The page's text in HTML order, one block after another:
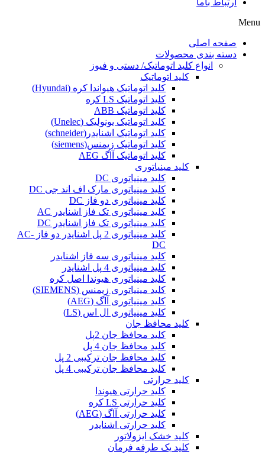
ارتباط باما
Menu
صفحه اصلی
دسته بندی محصولات
انواع کلید اتوماتیک/ دستی و فیوز
کلید اتوماتیک
کلید اتوماتیک هیواندا کره (Hyundai)
کلید اتوماتیک LS کره
کلید اتوماتیک ABB
کلید اتوماتیک یونولیک (Unelec)
کلید اتوماتیک اشنایدر(schneider)
کلید اتوماتیک زیمنس(siemens)
کلید اتوماتیک آاگ AEG
کلید مینیاتوری
کلید مینیاتوری DC
کلید مینیاتوری مارک اف اند جی DC
کلید مینیاتوری دو فاز DC
کلید مینیاتوری تک فاز اشنایدر AC
کلید مینیاتوری تک فاز اشنایدر DC
کلید مینیاتوری 2 پل اشنایدر دو فاز AC-
DC
کلید مینیاتوری سه فاز اشنایدر
کلید مینیاتوری 4 پل اشنایدر
کلید مینیاتوری هیوندا اصل کره
کلید مینیاتوری زیمنس (SIEMENS)
کلید مینیاتوری آاگ (AEG)
کلید مینیاتوری ال اس (LS)
کلید محافظ جان
کلید محافظ جان 2پل
کلید محافظ جان 4 پل
کلید محافظ جان ترکیبی 2 پل
کلید محافظ جان ترکیبی 4 پل
کلید حرارتی
کلید حرارتی هیوندا
کلید حرارتی LS کره
کلید حرارتی آاگ (AEG)
کلید حرارتی اشنایدر
کلید خشک ایزولاتور
کلید یک طرفه فرمان